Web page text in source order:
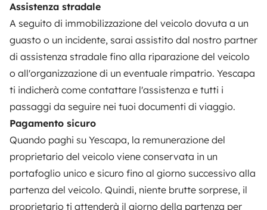
Assistenza stradale
A seguito di immobilizzazione del veicolo dovuta a un
guasto o un incidente, sarai assistito dal nostro partner
di assistenza stradale fino alla riparazione del veicolo
o all'organizzazione di un eventuale rimpatrio. Yescapa
ti indicherà come contattare l'assistenza e tutti i
passaggi da seguire nei tuoi documenti di viaggio.
Pagamento sicuro
Quando paghi su Yescapa, la remunerazione del
proprietario del veicolo viene conservata in un
portafoglio unico e sicuro fino al giorno successivo alla
partenza del veicolo. Quindi, niente brutte sorprese, il
proprietario ti attenderà il giorno della partenza per
Recensioni degli utenti
Aiuto viaggiatore
PROPRIETARI
Inserire un veicolo
Contratto di viaggio
Assicurazione camper
Assistenza stradale